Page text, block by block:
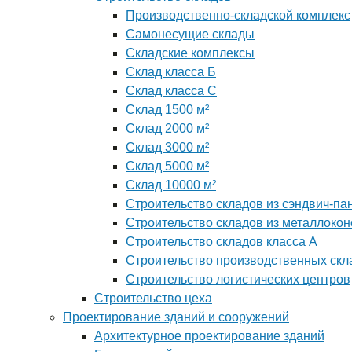
Производственно-складской комплекс
Самонесущие склады
Складские комплексы
Склад класса Б
Склад класса С
Склад 1500 м²
Склад 2000 м²
Склад 3000 м²
Склад 5000 м²
Склад 10000 м²
Строительство складов из сэндвич-
Строительство складов из
Строительство складов класса А
Строительство производственных
Строительство логистических центров
Строительство цеха
Проектирование зданий и сооружений
Архитектурное проектирование зданий